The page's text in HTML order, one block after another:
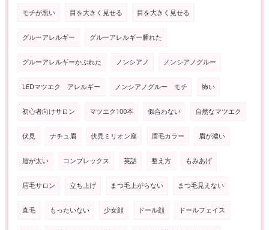
モチが悪い 目を大きく見せる 目を大きく見せる
グルーアレルギー グルーアレルギー腫れた
グルーアレルギーかぶれた ノンシアノ ノンシアノグルー
LEDマツエク アレルギー ノンシアノグルー モチ 怖い
初心者向けサロン マツエク100本 似合わない 自然なマツエク
伏見 ナチュ眉 伏見ミリオン座 眉毛カラー 眉が濃い
眉が太い コンプレックス 英語 整え方 もみあげ
眉毛サロン 立ち上げ まつ毛上がらない まつ毛見えない
直毛 もったいない 少女顔 ドール顔 ドールフェイス